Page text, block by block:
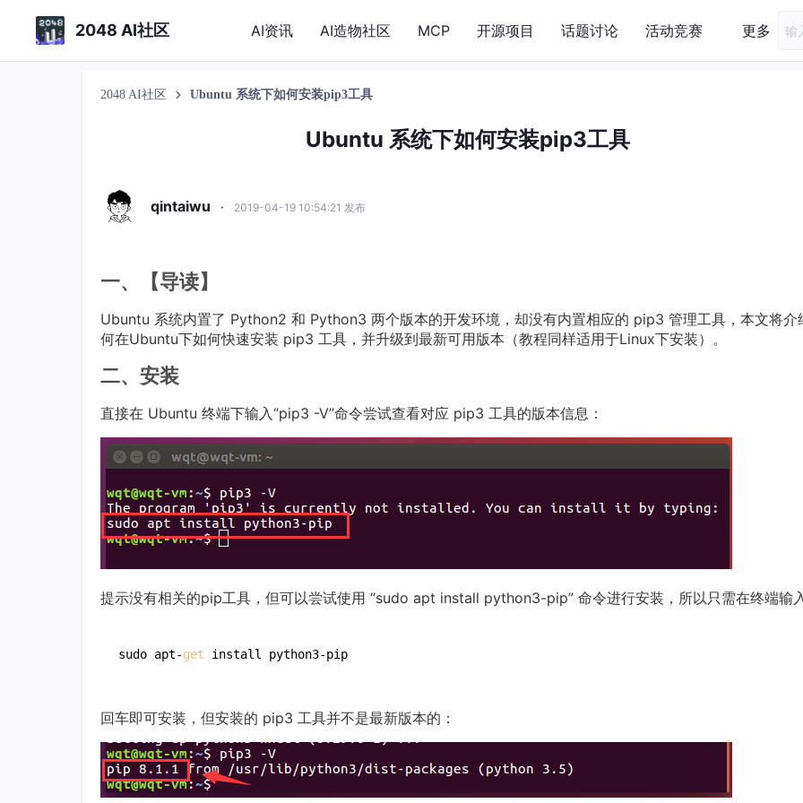
2048 AI社区 AI资讯 AI造物社区 MCP 开源项目 话题讨论 活动竞赛 更多
2048 AI社区 Ubuntu 系统下如何安装pip3工具
Ubuntu 系统下如何安装pip3工具
qintaiwu · 2019-04-19 10:54:21 发布
一、【导读】
Ubuntu 系统内置了 Python2 和 Python3 两个版本的开发环境，却没有内置相应的 pip3 管理工具，本文将介
何在Ubuntu下如何快速安装 pip3 工具，并升级到最新可用版本（教程同样适用于Linux下安装）。
二、安装
直接在 Ubuntu 终端下输入“pip3 -V”命令尝试查看对应 pip3 工具的版本信息：
提示没有相关的pip工具，但可以尝试使用 “sudo apt install python3-pip” 命令进行安装，所以只需在终端输
sudo apt-get install python3-pip
回车即可安装，但安装的 pip3 工具并不是最新版本的：